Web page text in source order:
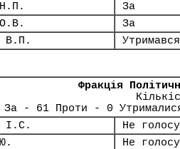
За
За
В.П.
Утримався
Фракція
За - 61 Проти - 0
І.С.
Не
Не